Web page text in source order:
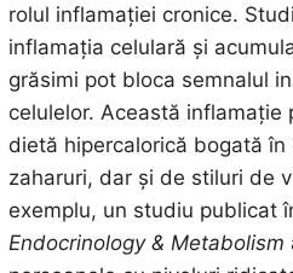
rolul inflamației cronice.
inflamația celulară și
grăsimi pot bloca semnalul
celulelor. Această
dietă hipercalorică bogată
zaharuri, dar și de stiluri de
exemplu, un studiu publicat
Endocrinology & Metabolism